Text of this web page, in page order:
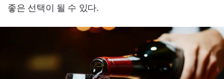
좋은 선택이 될 수 있다.